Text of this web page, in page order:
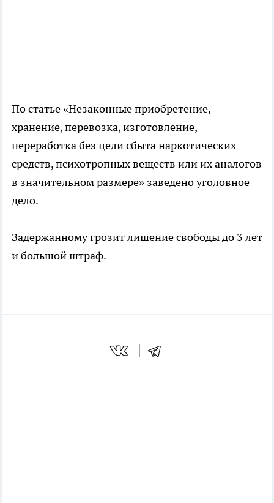
По статье «Незаконные приобретение,
хранение, перевозка, изготовление,
переработка без цели сбыта наркотических
средств, психотропных веществ или их аналогов
в значительном размере» заведено уголовное
дело.
Задержанному грозит лишение свободы до 3 лет
и большой штраф.